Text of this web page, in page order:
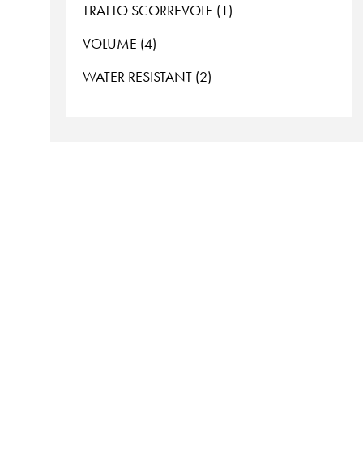
TRATTO SCORREVOLE (1)
VOLUME (4)
WATER RESISTANT (2)